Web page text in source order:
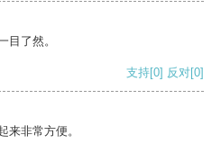
目了然。
支持[0] 反对[0]
来非常方便。